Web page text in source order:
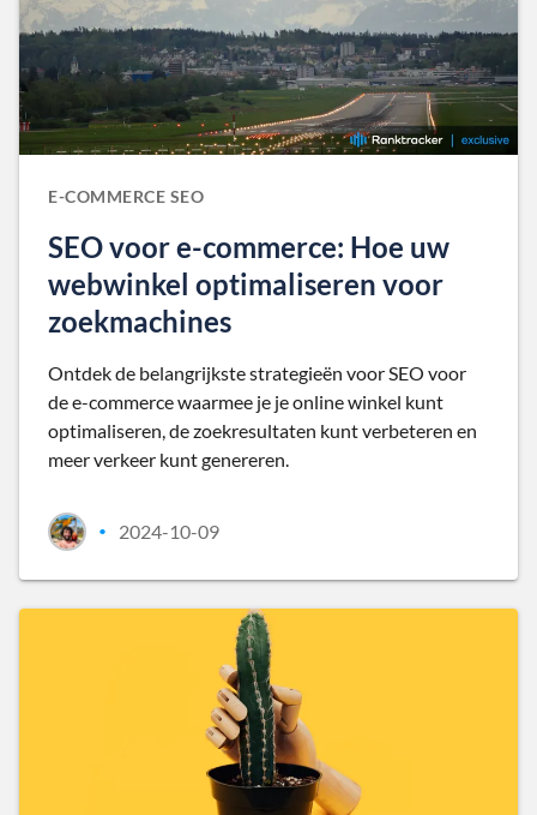
E-COMMERCE SEO
SEO voor e-commerce: Hoe uw
webwinkel optimaliseren voor
zoekmachines
Ontdek de belangrijkste strategieën voor SEO voor
de e-commerce waarmee je je online winkel kunt
optimaliseren, de zoekresultaten kunt verbeteren en
meer verkeer kunt genereren.
• 2024-10-09